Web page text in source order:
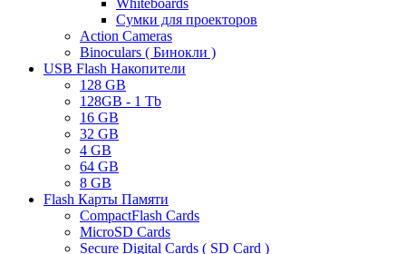
Whiteboards
Сумки для проекторов
Action Cameras
Binoculars ( Бинокли )
USB Flash Накопители
128 GB
128GB - 1 Tb
16 GB
32 GB
4 GB
64 GB
8 GB
Flash Карты Памяти
CompactFlash Cards
MicroSD Cards
Secure Digital Cards ( SD Card )